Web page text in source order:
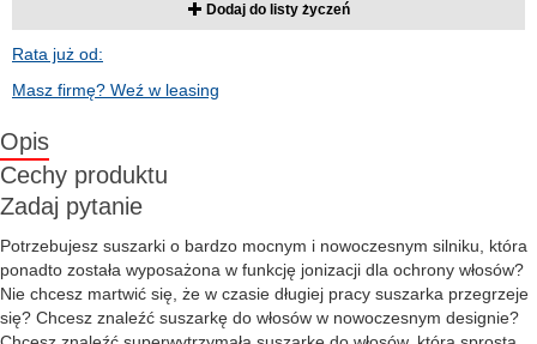
Dodaj do listy życzeń
Rata już od:
Masz firmę? Weź w leasing
Opis
Cechy produktu
Zadaj pytanie
Potrzebujesz suszarki o bardzo mocnym i nowoczesnym silniku, która
ponadto została wyposażona w funkcję jonizacji dla ochrony włosów?
Nie chcesz martwić się, że w czasie długiej pracy suszarka przegrzeje
się? Chcesz znaleźć suszarkę do włosów w nowoczesnym designie?